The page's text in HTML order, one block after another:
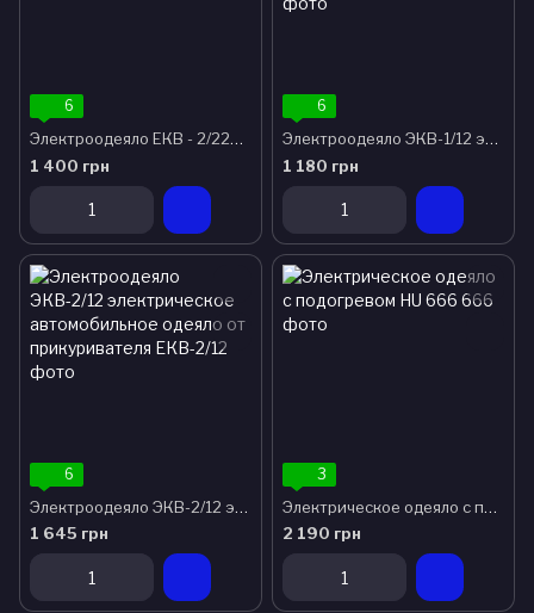
6
Электроодеяло ЕКВ - 2/220 двуспальное (1650х1500)
1 400 грн
6
Электроодеяло ЭКВ-1/12 электрическое автомобильное одеяло от прикуривателя
1 180 грн
6
Электроодеяло ЭКВ-2/12 электрическое автомобильное одеяло от прикуривателя
1 645 грн
3
Электрическое одеяло с подогревом HU 666
2 190 грн